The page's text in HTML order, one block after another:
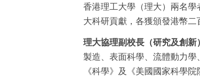
香港理工大學（理大）兩名
大科研貢獻，各獲頒發港幣二
理大協理副校長（研究及創
製造、表面科學、流體動力
《科學》及《美國國家科學